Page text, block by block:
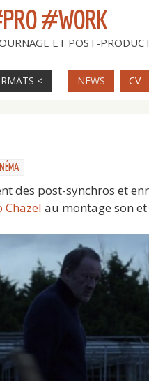
#WORK
ET POST-
< NEWS CV
des post-synchros et
Chazel au montage son